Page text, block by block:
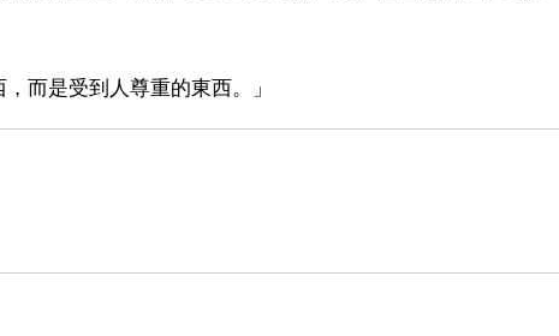
而是受到人尊重的東西。」